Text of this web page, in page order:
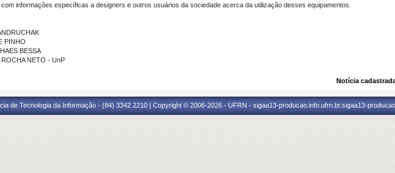
informações específicas a designers e outros usuários da sociedade acerca da utilização desses equipamentos.
PINHO
BESSA
NETO - UnP
Notícia
de Tecnologia da Informação - (84) 3342 2210 | Copyright © 2006-2026 - UFRN - sigaa13-producao.info.ufrn.br.sigaa13-producao